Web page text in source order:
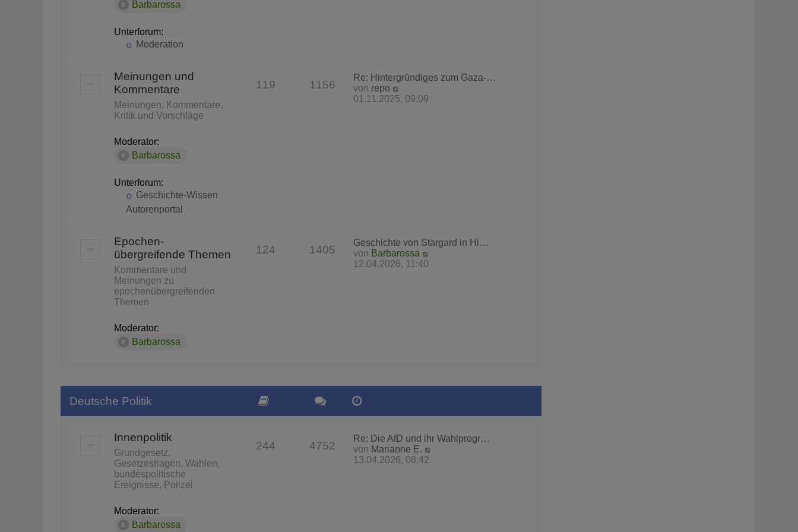
Barbarossa
Unterforum:
Moderation
g
Meinungen und
Kommentare
Meinungen, Kommentare,
Kritik und Vorschläge
Moderator:
Barbarossa
Unterforum:
Geschichte-Wissen
Autorenportal
119 1156
Re: Hintergründiges zum Gaza-…
von repo
e
01.11.2025, 09:09
Epochen-
übergreifende Themen
Kommentare und
Meinungen zu
epochenübergreifenden
Themen
Moderator:
Barbarossa
124 1405
Geschichte von Stargard in Hi…
von Barbarossa
12.04.2026, 11:40
Deutsche Politik
Innenpolitik
Grundgesetz,
Gesetzesfragen, Wahlen,
bundespolitische
Ereignisse, Polizei
Moderator:
Barbarossa
244 4752
Re: Die AfD und ihr Wahlprogr…
von Marianne E.
13.04.2026, 08:42